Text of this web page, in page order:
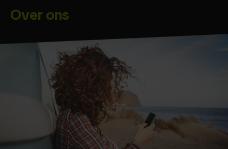
Over ons